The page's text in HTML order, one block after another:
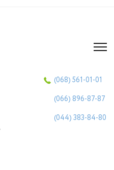
(068) 561-01-01
(066) 896-87-87
(044) 383-84-80